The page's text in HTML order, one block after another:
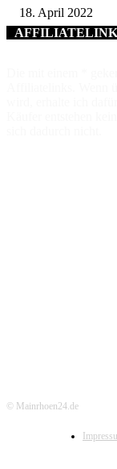
18. April 2022
© Mainrhoen24.de